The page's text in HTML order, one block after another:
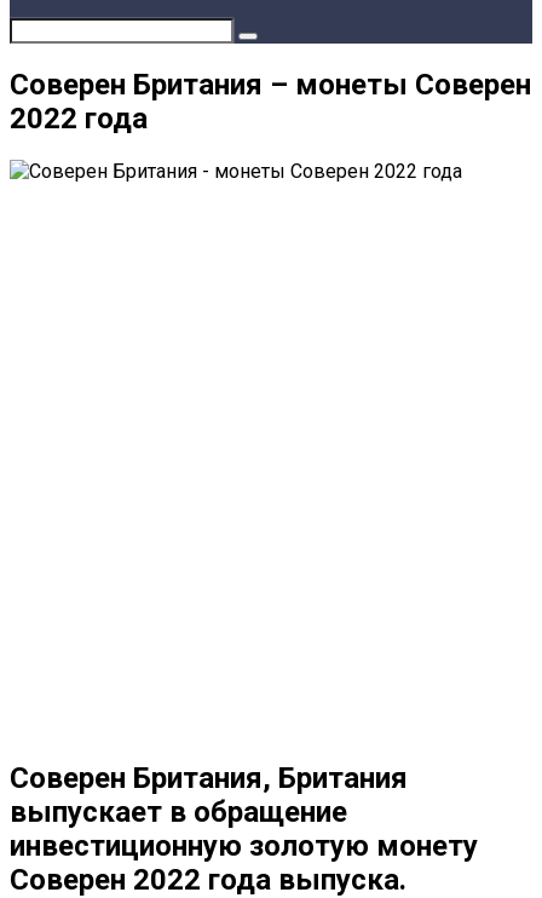
Соверен Британия – монеты Соверен
2022 года
Соверен Британия, Британия
выпускает в обращение
инвестиционную золотую монету
Соверен 2022 года выпуска.